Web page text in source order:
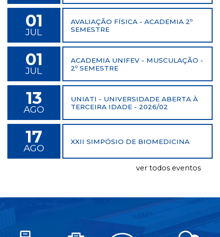
01
JUL
AVALIAÇÃO FÍSICA - ACADEMIA 2º
SEMESTRE
01
JUL
ACADEMIA UNIFEV - MUSCULAÇÃO -
2º SEMESTRE
13
AGO
UNIATI - UNIVERSIDADE ABERTA À
TERCEIRA IDADE - 2026/02
17
AGO
XXII SIMPÓSIO DE BIOMEDICINA
ver todos eventos